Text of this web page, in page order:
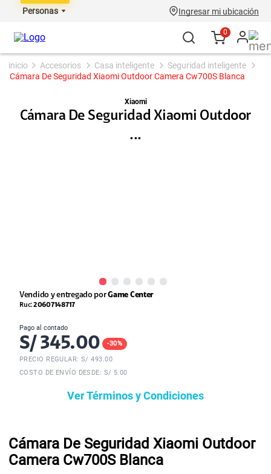
Personas Ingresar mi ubicación
0
accesorios casa inteligente
seguridad inteligente
Cámara De Seguridad Xiaomi Outdoor Camera Cw700S Blanca
Xiaomi
Cámara De Seguridad Xiaomi Outdoor
...
Vendido y entregado porGame Center
Ruc:20607148717
Pago al contado
S/ 345.00 -30%
PRECIO REGULAR: S/493.00
COSTO DE ENVÍO DESDE: S/ 5.00
Ver Términos y Condiciones
Cámara De Seguridad Xiaomi Outdoor
Camera Cw700S Blanca